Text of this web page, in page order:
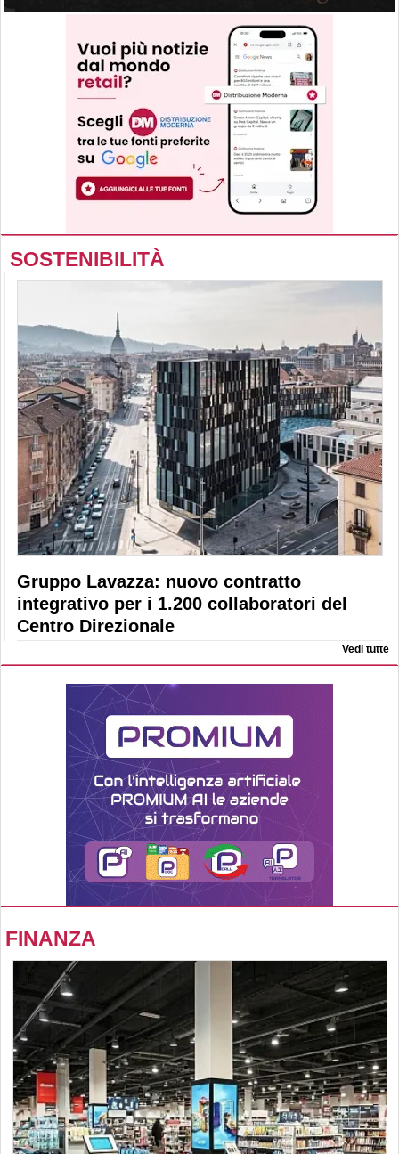
SOSTENIBILITÀ
Gruppo Lavazza: nuovo contratto
integrativo per i 1.200 collaboratori del
Centro Direzionale
Vedi tutte
FINANZA